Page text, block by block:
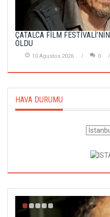
ÇATALCA FİLM
OLDU
10 Agustos 2026 0
HAVA DURUMU